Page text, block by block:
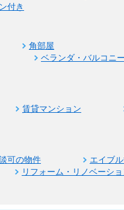
付き
角部屋
ベランダ・バルコニ
賃貸マンション
可の物件
エイブ
リフォーム・リノベーシ